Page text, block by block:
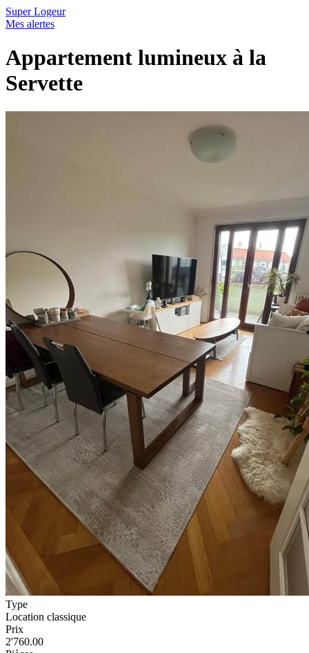
Super Logeur
Mes alertes
Appartement lumineux à la
Servette
Type
Location classique
Prix
2'760.00